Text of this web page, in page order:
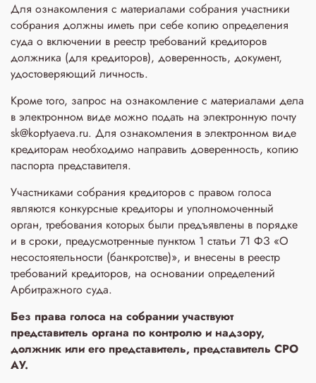
Для ознакомления с материалами собрания участники
собрания должны иметь при себе копию определения
суда о включении в реестр требований кредиторов
должника (для кредиторов), доверенность, документ,
удостоверяющий личность.
Кроме того, запрос на ознакомление с материалами дела
в электронном виде можно подать на электронную почту
sk@koptyaeva.ru. Для ознакомления в электронном виде
кредиторам необходимо направить доверенность, копию
паспорта представителя.
Участниками собрания кредиторов с правом голоса
являются конкурсные кредиторы и уполномоченный
орган, требования которых были предъявлены в порядке
и в сроки, предусмотренные пунктом 1 статьи 71 ФЗ «О
несостоятельности (банкротстве)», и внесены в реестр
требований кредиторов, на основании определений
Арбитражного суда.
Без права голоса на собрании участвуют
представитель органа по контролю и надзору,
должник или его представитель, представитель СРО
АУ.